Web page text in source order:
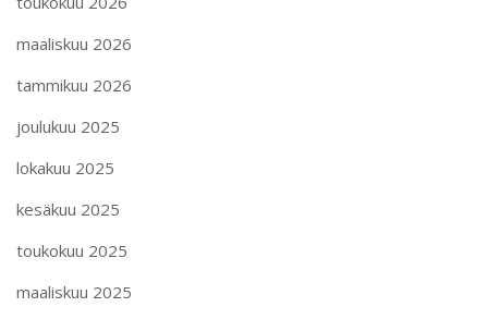
maaliskuu 2026
tammikuu 2026
joulukuu 2025
lokakuu 2025
kesäkuu 2025
toukokuu 2025
maaliskuu 2025